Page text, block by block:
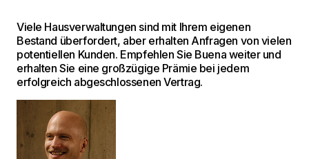
Viele Hausverwaltungen sind mit Ihrem eigenen
Bestand überfordert, aber erhalten Anfragen von vielen
potentiellen Kunden. Empfehlen Sie Buena weiter und
erhalten Sie eine großzügige Prämie bei jedem
erfolgreich abgeschlossenen Vertrag.